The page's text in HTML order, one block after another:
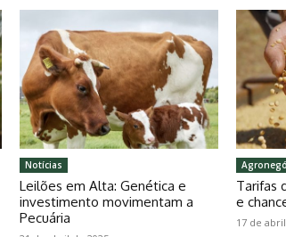
Notícias
Leilões em Alta: Genética e
investimento movimentam a
Pecuária
Tarifas
e
17 de